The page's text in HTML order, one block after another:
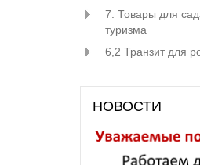
7. Товары для
туризма
6,2 Транзит для
НОВОСТИ